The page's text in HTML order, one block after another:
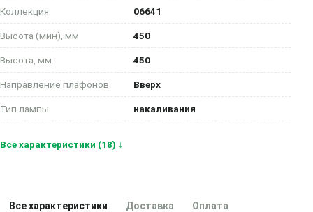
Коллекция 06641
Высота (мин), мм 450
Высота, мм 450
Направление плафонов Вверх
Тип лампы накаливания
Все характеристики (18) ↓
Все характеристики Доставка Оплата